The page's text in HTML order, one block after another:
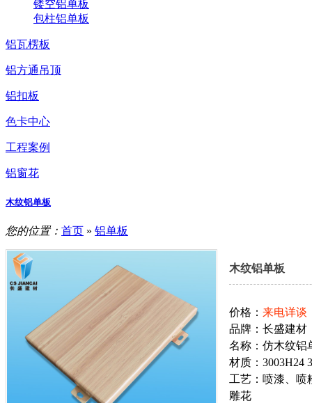
镂空铝单板
包柱铝单板
铝瓦楞板
铝方通吊顶
铝扣板
色卡中心
工程案例
铝窗花
木纹铝单板
您的位置： 首页 » 铝单板
木纹铝单板
价格： 来电详谈
品牌：长盛建材
名称：仿木纹铝
材质：3003H24
工艺：喷漆、喷
雕花